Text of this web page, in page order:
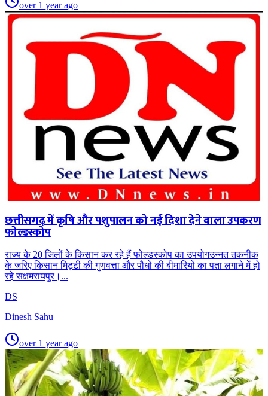
over 1 year ago
छत्तीसगढ़ में कृषि और पशुपालन को नई दिशा देने वाला उपकरण
फोल्डस्कोप
राज्य के 20 जिलों के किसान कर रहे हैं फोल्डस्कोप का उपयोगउन्नत तकनीक
के जरिए किसान मिट्टी की गुणवत्ता और पौधों की बीमारियों का पता लगाने में हो
रहे सक्षमरायपुर।...
DS
Dinesh Sahu
over 1 year ago